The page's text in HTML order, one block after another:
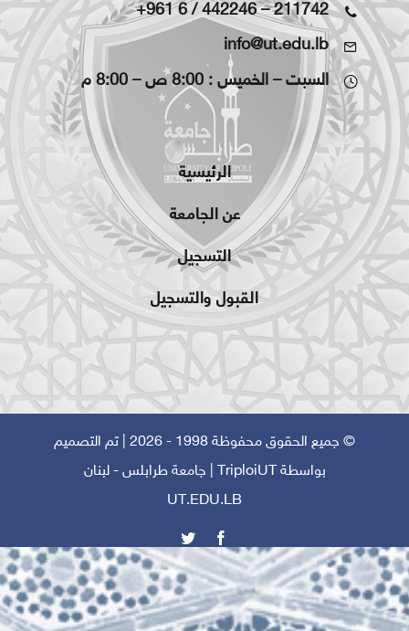
+961 6 / 442246–211742
info@ut.edu.lb
السبت – الخميس : 8:00 ص – 8:00 م
الرئيسية
عن الجامعة
التسجيل
القبول والتسجيل
© جميع الحقوق محفوظة 1998 - 2026 | تم التصميم
بواسطة TriploiUT
| جامعة طرابلس - لبنان
UT.EDU.LB